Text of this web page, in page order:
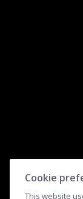
Cookie
This website